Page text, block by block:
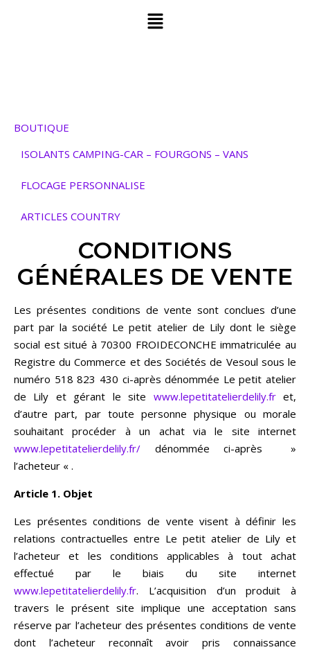
BOUTIQUE
ISOLANTS CAMPING-CAR – FOURGONS – VANS
FLOCAGE PERSONNALISE
ARTICLES COUNTRY
CONDITIONS
GÉNÉRALES DE VENTE
Les présentes conditions de vente sont conclues d’une
part par la société Le petit atelier de Lily dont le siège
social est situé à 70300 FROIDECONCHE immatriculée au
Registre du Commerce et des Sociétés de Vesoul sous le
numéro 518 823 430 ci-après dénommée Le petit atelier
de Lily et gérant le site www.lepetitatelierdelily.fret,
d’autre part, par toute personne physique ou morale
souhaitant procéder à un achat via le site internet
www.lepetitatelierdelily.fr/ dénommée ci-après »
l’acheteur « .
Article 1. Objet
Les présentes conditions de vente visent à définir les
relations contractuelles entre Le petit atelier de Lily et
l’acheteur et les conditions applicables à tout achat
effectué par le biais du site internet
www.lepetitatelierdelily.fr. L’acquisition d’un produit à
travers le présent site implique une acceptation sans
réserve par l’acheteur des présentes conditions de vente
dont l’acheteur reconnaît avoir pris connaissance